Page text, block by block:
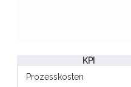
KPI
Prozesskosten